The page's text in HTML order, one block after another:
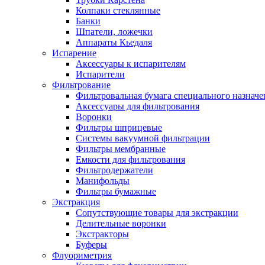
Колпаки стеклянные
Банки
Шпатели, ложечки
Аппараты Кьедаля
Испарение
Аксессуары к испарителям
Испарители
Фильтрование
Фильтровальная бумага специального
Аксессуары для фильтрования
Воронки
Фильтры шприцевые
Системы вакуумной фильтрации
Фильтры мембранные
Емкости для фильтрования
Фильтродержатели
Манифольды
Фильтры бумажные
Экстракция
Сопутствующие товары для экстракции
Делительные воронки
Экстракторы
Буферы
Флуориметрия